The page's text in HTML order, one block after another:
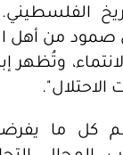
صمود من أهل
وتُظهر
كل ما